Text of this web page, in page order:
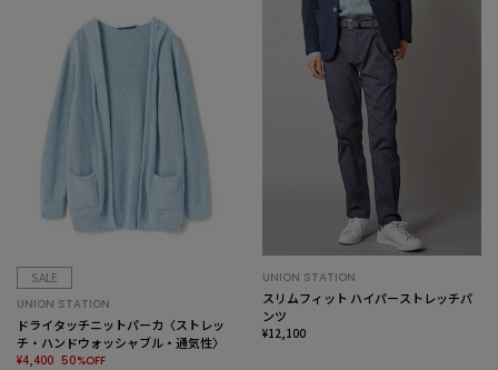
SALE
UNION STATION
ドライタッチニットパーカ〈ストレッ
チ・ハンドウォッシャブル・通気性〉
¥4,400 50%OFF
UNION STATION
スリムフィット ハイパーストレッチパ
ンツ
¥12,100